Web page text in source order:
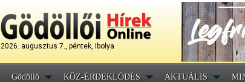
2026. augusztus 7., péntek, Ibolya
Gödöllő KÖZ-ÉRDEKLŐDÉS AKTUÁLIS